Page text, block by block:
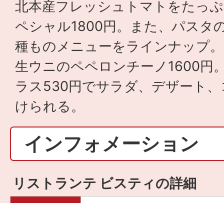
北本産フレッシュトマトをたっ
ペシャル1800円。また、パスタ
種ものメニューをラインナップ
生ウニのペペロンチーノ1600円
ラス530円でサラダ、デザート
けられる。
インフォメーション
リストランテ ビスティの詳細